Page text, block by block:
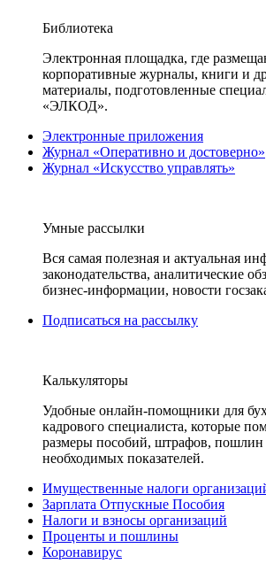
Библиотека
Электронная площадка, где
корпоративные журналы, книги и
материалы, подготовленные
«ЭЛКОД».
Электронные приложения
Журнал «Оперативно и достоверно»
Журнал «Искусство управлять»
Умные рассылки
Вся самая полезная и актуальная
законодательства, аналитические
бизнес-информации, новости
Подписаться на рассылку
Калькуляторы
Удобные онлайн-помощники для
кадрового специалиста, которые
размеры пособий, штрафов, пошлин
необходимых показателей.
Имущественные налоги
Зарплата Отпускные Пособия
Налоги и взносы организаций
Проценты и пошлины
Коронавирус